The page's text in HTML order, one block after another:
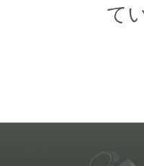
て